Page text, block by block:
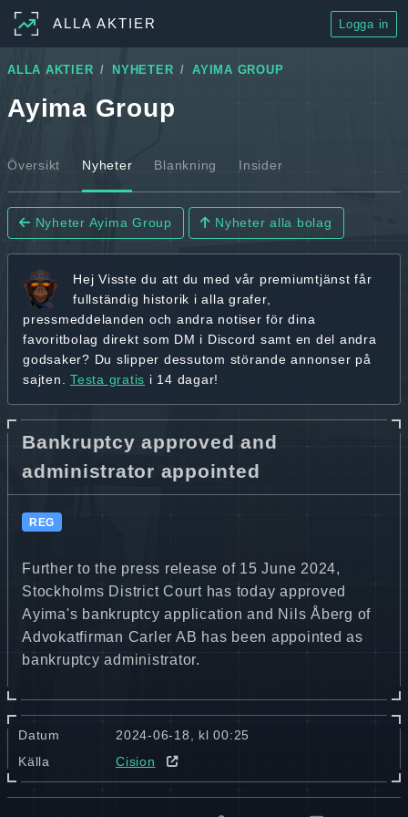
ALLA AKTIER Logga in
ALLA AKTIER NYHETER AYIMA GROUP
Ayima Group
Översikt Nyheter Blankning Insider
Nyheter Ayima Group Nyheter alla bolag
Hej Visste du att du med vår premiumtjänst får
fullständig historik i alla grafer,
pressmeddelanden och andra notiser för dina
favoritbolag direkt som DM i Discord samt en del andra
godsaker? Du slipper dessutom störande annonser på
sajten. Testa gratis i 14 dagar!
Bankruptcy approved and
administrator appointed
REG
Further to the press release of 15 June 2024,
Stockholms District Court has today approved
Ayima's bankruptcy application and Nils Åberg of
Advokatfirman Carler AB has been appointed as
bankruptcy administrator.
Datum
2024-06-18, kl 00:25
Källa
Cision